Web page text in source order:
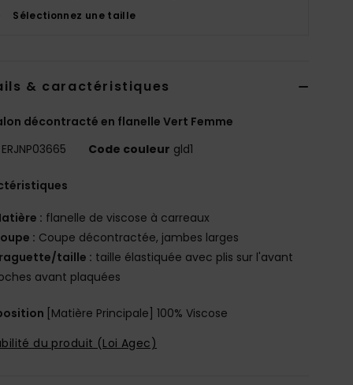
Sélectionnez une taille
& caractéristiques
décontracté en flanelle Vert Femme
ERJNP03665 Code couleur gld1
: flanelle de viscose à carreaux
: Coupe décontractée, jambes larges
taille : taille élastiquée avec plis sur l'avant
avant plaquées
[Matière Principale] 100% Viscose
du produit (Loi Agec)